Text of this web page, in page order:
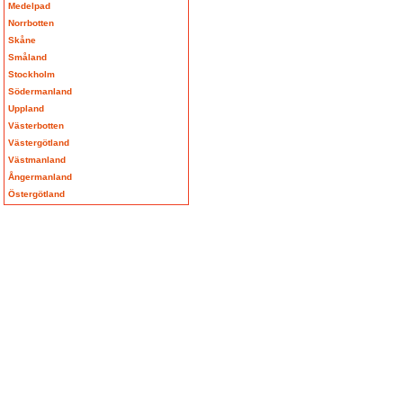
Medelpad
Norrbotten
Skåne
Småland
Stockholm
Södermanland
Uppland
Västerbotten
Västergötland
Västmanland
Ångermanland
Östergötland